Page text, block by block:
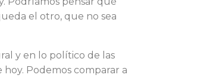
el otro, que no sea
y en lo político de las
Podemos com­parar a